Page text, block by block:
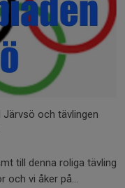
och tävlingen
till denna roliga tävling
och vi åker på...